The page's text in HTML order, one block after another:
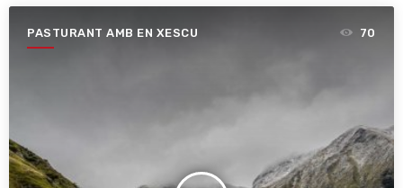
PASTURANT AMB EN XESCU 70